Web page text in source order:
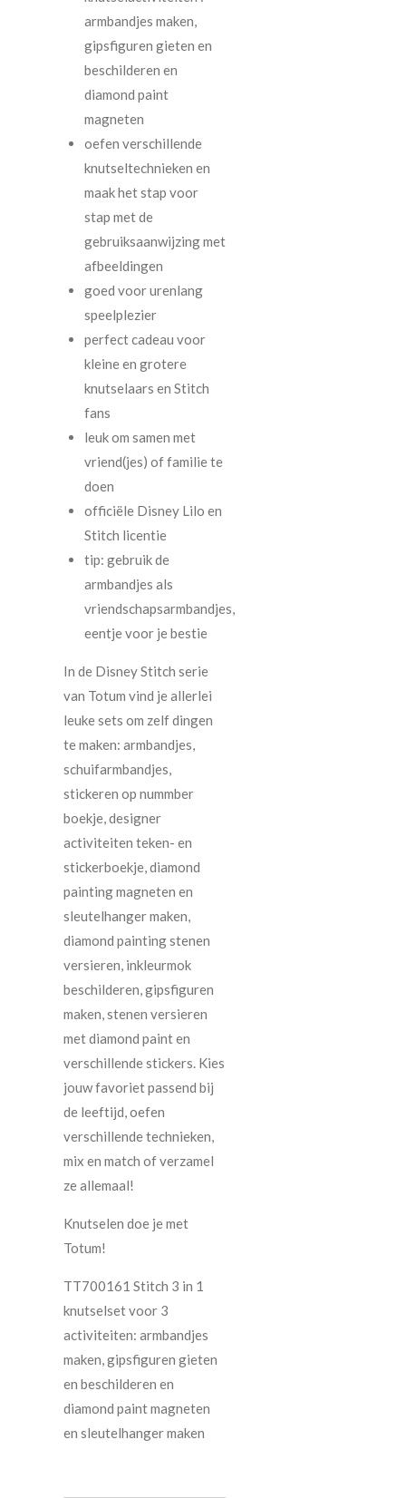
armbandjes maken,
gipsfiguren gieten en
beschilderen en
diamond paint
magneten
oefen verschillende
knutseltechnieken en
maak het stap voor
stap met de
gebruiksaanwijzing met
afbeeldingen
goed voor urenlang
speelplezier
perfect cadeau voor
kleine en grotere
knutselaars en Stitch
fans
leuk om samen met
vriend(jes) of familie te
doen
officiële Disney Lilo en
Stitch licentie
tip: gebruik de
armbandjes als
vriendschapsarmbandjes,
eentje voor je bestie
In de Disney Stitch serie
van Totum vind je allerlei
leuke sets om zelf dingen
te maken: armbandjes,
schuifarmbandjes,
stickeren op nummber
boekje, designer
activiteiten teken- en
stickerboekje, diamond
painting magneten en
sleutelhanger maken,
diamond painting stenen
versieren, inkleurmok
beschilderen, gipsfiguren
maken, stenen versieren
met diamond paint en
verschillende stickers. Kies
jouw favoriet passend bij
de leeftijd, oefen
verschillende technieken,
mix en match of verzamel
ze allemaal!
Knutselen doe je met
Totum!
TT700161 Stitch 3 in 1
knutselset voor 3
activiteiten: armbandjes
maken, gipsfiguren gieten
en beschilderen en
diamond paint magneten
en sleutelhanger maken